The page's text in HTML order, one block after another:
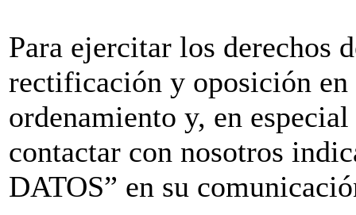
Para ejercitar los derechos
rectificación y oposición
ordenamiento y, en
contactar con nosotros
DATOS” en su